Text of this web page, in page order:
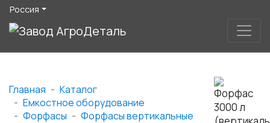
Россия
Главная
Каталог
Емкостное оборудование
Форфасы
Форфасы вертикальные